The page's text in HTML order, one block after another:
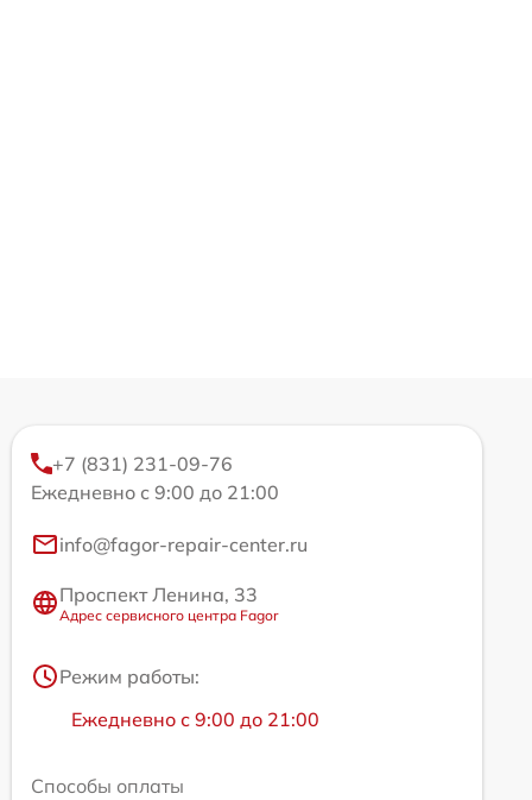
+7 (831) 231-09-76
Ежедневно с 9:00 до 21:00
info@fagor-repair-center.ru
Проспект Ленина, 33
Адрес сервисного центра Fagor
Режим работы:
Ежедневно с 9:00 до 21:00
Способы оплаты